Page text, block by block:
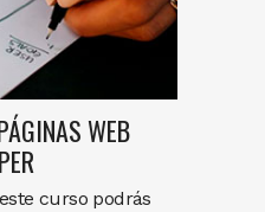
WEB
curso podrás